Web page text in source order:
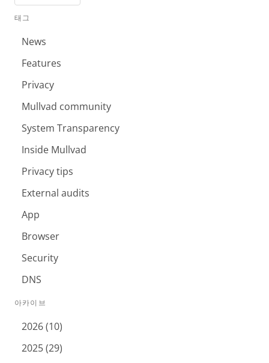
태그
News
Features
Privacy
Mullvad community
System Transparency
Inside Mullvad
Privacy tips
External audits
App
Browser
Security
DNS
아카이브
2026 (10)
2025 (29)